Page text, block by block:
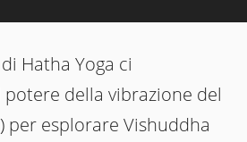
Hatha Yoga ci
della vibrazione del
per esplorare Vishuddha